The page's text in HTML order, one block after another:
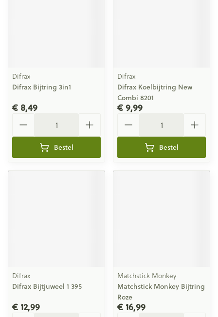
Difrax
Difrax Bijtring 3in1
€ 8,49
Bestel
Difrax
Difrax Koelbijtring New
Combi 8201
€ 9,99
Bestel
Difrax
Difrax Bijtjuweel 1 395
€ 12,99
Matchstick Monkey
Matchstick Monkey Bijtring
Roze
€ 16,99